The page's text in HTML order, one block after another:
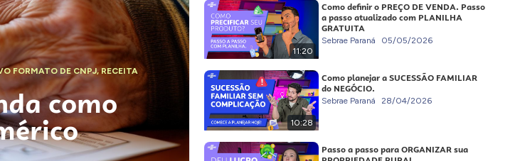
FORMATO DE CNPJ,RECEITA
como
11:20
Como definir o PREÇO DE VENDA. Passo
a passo atualizado com PLANILHA
GRATUITA
Sebrae Paraná 05/05/2026
10:28
Como planejar a SUCESSÃO FAMILIAR
do NEGÓCIO.
Sebrae Paraná 28/04/2026
Passo a passo para ORGANIZAR sua